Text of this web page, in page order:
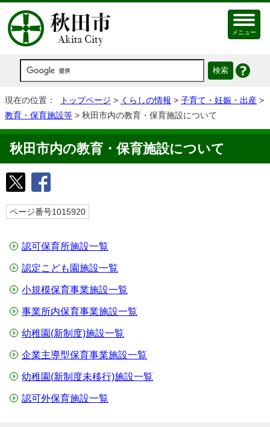
メニュー
現在の位置： トップページ > くらしの情報 > 子育て・妊娠・出産 >
教育・保育施設等 > 秋田市内の教育・保育施設について
秋田市内の教育・保育施設について
ページ番号1015920
認可保育所施設一覧
認定こども園施設一覧
小規模保育事業施設一覧
事業所内保育事業施設一覧
幼稚園(新制度)施設一覧
企業主導型保育事業施設一覧
幼稚園(新制度未移行)施設一覧
認可外保育施設一覧